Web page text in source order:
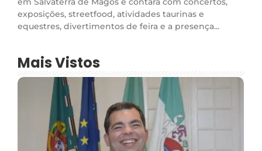
exposições, streetfood, atividades taurinas e
equestres, divertimentos de feira e a presença...
Mais Vistos